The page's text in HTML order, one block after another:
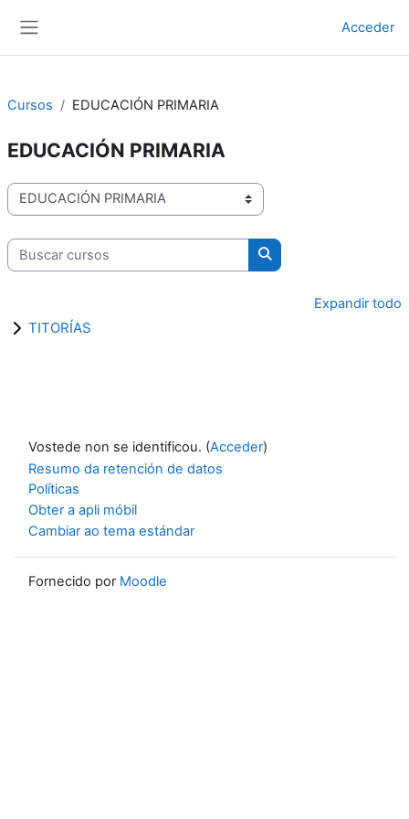
Acceder
Cursos EDUCACIÓN PRIMARIA
EDUCACIÓN PRIMARIA
Categorías de cursos
Buscar cursos
Buscar cursos
Expandir todo
TITORÍAS
Vostede non se identificou. (Acceder)
Resumo da retención de datos
Políticas
Obter a apli móbil
Cambiar ao tema estándar
Fornecido por Moodle